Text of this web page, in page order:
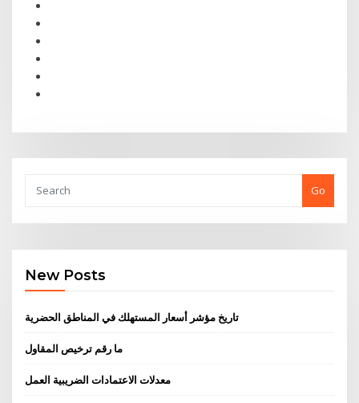
Go
New Posts
تاريخ مؤشر أسعار المستهلك في المناطق الحضرية
ما رقم ترخيص المقاول
معدلات الاعتمادات الضريبية العمل